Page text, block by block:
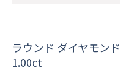
ラウンド ダイヤモンド
1.00ct